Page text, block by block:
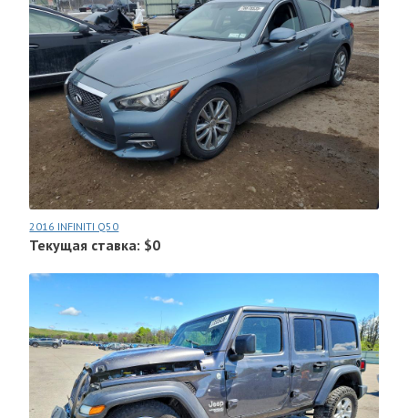
2016 INFINITI Q50
Текущая ставка: $0